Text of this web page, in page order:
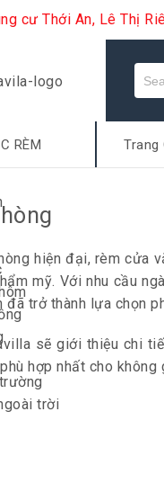
cư Thới An, Lê Thị
RÈM
trời
Trang
hiện đại, rèm cửa
mỹ. Với nhu cầu
trở thành lựa chọn
sẽ giới thiệu chi
hợp nhất cho không